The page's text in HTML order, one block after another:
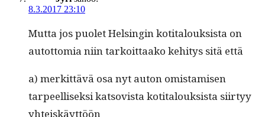
8.3.2017 23:10
Mut­ta jos puo­let Helsin­gin koti­talouk­sista on
autot­to­mia niin tarkoit­taako kehi­tys sitä että
a) merkit­tävä osa nyt auton omis­tamisen
tarpeel­lisek­si katso­vista koti­talouk­sista siir­tyy
yhteiskäyttöön